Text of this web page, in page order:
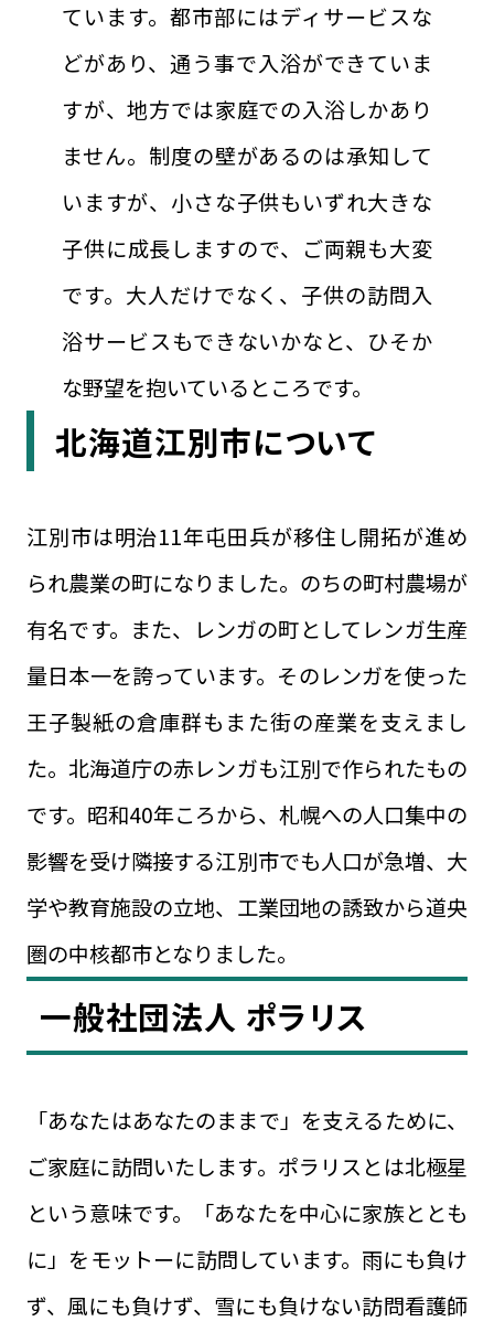
ています。都市部にはディサービスな
どがあり、通う事で入浴ができていま
すが、地方では家庭での入浴しかあり
ません。制度の壁があるのは承知して
いますが、小さな子供もいずれ大きな
子供に成長しますので、ご両親も大変
です。大人だけでなく、子供の訪問入
浴サービスもできないかなと、ひそか
な野望を抱いているところです。
北海道江別市について
江別市は明治11年屯田兵が移住し開拓が進め
られ農業の町になりました。のちの町村農場が
有名です。また、レンガの町としてレンガ生産
量日本一を誇っています。そのレンガを使った
王子製紙の倉庫群もまた街の産業を支えまし
た。北海道庁の赤レンガも江別で作られたもの
です。昭和40年ころから、札幌への人口集中の
影響を受け隣接する江別市でも人口が急増、大
学や教育施設の立地、工業団地の誘致から道央
圏の中核都市となりました。
一般社団法人 ポラリス
「あなたはあなたのままで」を支えるために、
ご家庭に訪問いたします。ポラリスとは北極星
という意味です。「あなたを中心に家族ととも
に」をモットーに訪問しています。雨にも負け
ず、風にも負けず、雪にも負けない訪問看護師